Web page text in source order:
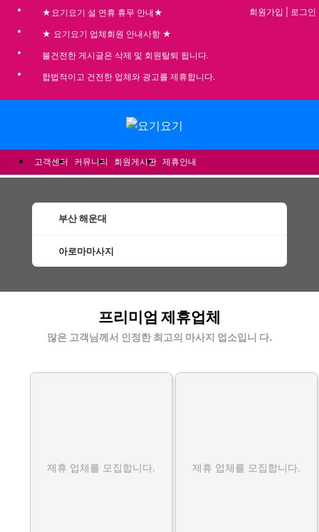
★요기요기 설 연휴 휴무 안내★
★ 요기요기 업체회원 안내사항 ★
불건전한 게시글은 삭제 및 회원탈퇴 됩니다.
합법적이고 건전한 업체와 광고를 제휴합니다.
회원가입 로그인
고객센터 커뮤니티 회원게시판 제휴안내
부산 해운대
아로마마사지
프리미엄 제휴업체
많은 고객님께서 인정한 최고의 마사지 업소입니 다.
제휴 업체를 모집합니다. 제휴 업체를 모집합니다.